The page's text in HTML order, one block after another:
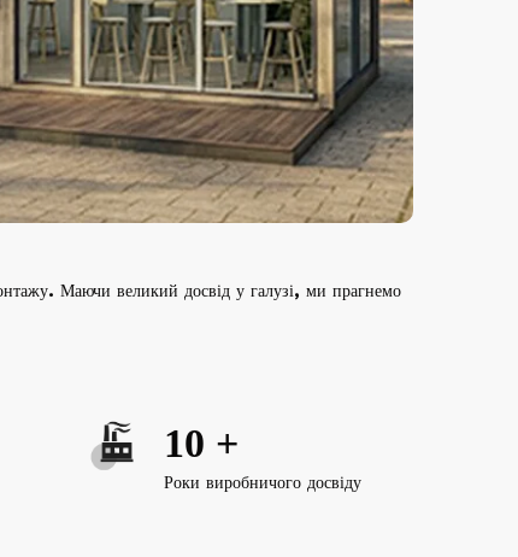
Маючи великий досвід у галузі, ми прагнемо
10 +
Роки виробничого досвіду